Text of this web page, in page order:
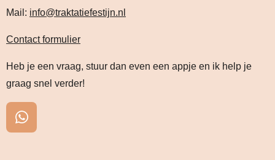
Mail: info@traktatiefestijn.nl
Contact formulier
Heb je een vraag, stuur dan even een appje en ik help je
graag snel verder!
W